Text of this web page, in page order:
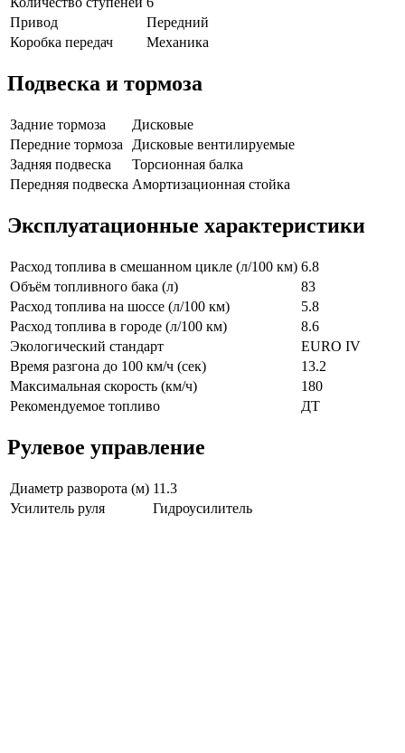
Привод
Передний
Коробка передач
Механика
Подвеска и тормоза
Задние тормоза
Дисковые
Передние тормоза
Дисковые вентилируемые
Задняя подвеска
Торсионная балка
Передняя подвеска Амортизационная стойка
Эксплуатационные характеристики
Расход топлива в смешанном цикле (л/100 км) 6.8
Объём топливного бака (л)
83
Расход топлива на шоссе (л/100 км)
5.8
Расход топлива в городе (л/100 км)
8.6
Экологический стандарт
EURO IV
Время разгона до 100 км/ч (сек)
13.2
Максимальная скорость (км/ч)
180
Рекомендуемое топливо
ДТ
Рулевое управление
Диаметр разворота (м) 11.3
Усилитель руля
Гидроусилитель